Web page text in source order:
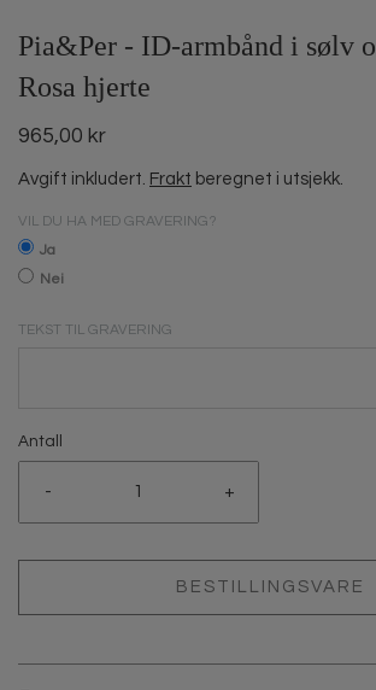
Pia&Per - ID-armbånd i sølv
Rosa hjerte
965,00 kr
Avgift inkludert. Frakt beregnet i utsjekk.
VIL DU HA MED GRAVERING?
Ja
Nei
TEKST TIL GRAVERING
Antall
- +
BESTILLINGSVARE